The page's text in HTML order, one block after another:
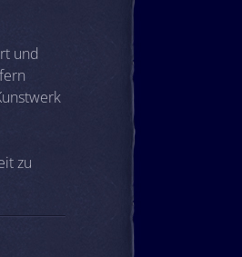
und
zu